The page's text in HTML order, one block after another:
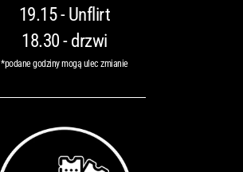
19.15 - Unflirt
18.30 - drzwi
*podane godziny mogą ulec zmianie